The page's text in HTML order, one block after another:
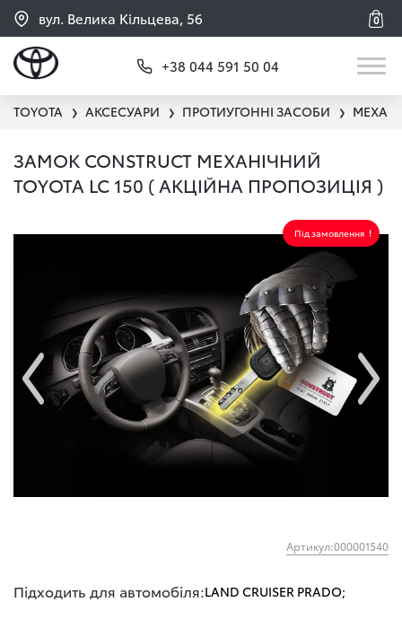
вул. Велика Кільцева, 56 0
+38 044 591 50 04
TOYOTA ❯ АКСЕСУАРИ ❯ ПРОТИУГОННІ ЗАСОБИ ❯
ЗАМОК CONSTRUCT МЕХАНІЧНИЙ
TOYOTA LC 150 ( АКЦІЙНА ПРОПОЗИЦІЯ )
Під замовлення
Артикул:000001540
Підходить для автомобіля:LAND CRUISER PRADO;